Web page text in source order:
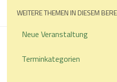
WEITERE THEMEN IN DIESEM
Neue Veranstaltung
Terminkategorien